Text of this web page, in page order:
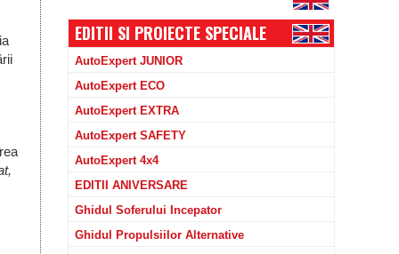
EDITII SI PROIECTE SPECIALE
AutoExpert JUNIOR
AutoExpert ECO
AutoExpert EXTRA
AutoExpert SAFETY
AutoExpert 4x4
EDITII ANIVERSARE
Ghidul Soferului Incepator
Ghidul Propulsiilor Alternative